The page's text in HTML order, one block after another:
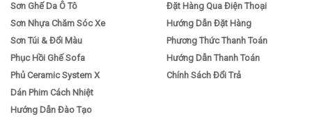
Sơn Ghế Da Ô Tô
Sơn Nhựa Chăm Sóc Xe
Sơn Túi & Đổi Màu
Phục Hồi Ghế Sofa
Phủ Ceramic System X
Dán Phim Cách Nhiệt
Hướng Dẫn Đào Tạo
Đặt Hàng Qua Điện Thoại
Hướng Dẫn Đặt Hàng
Phương Thức Thanh Toán
Hướng Dẫn Thanh Toán
Chính Sách Đổi Trả